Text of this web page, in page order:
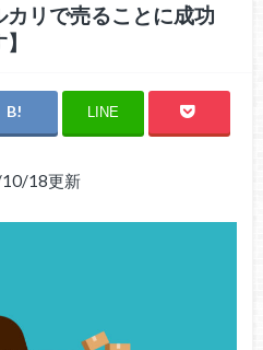
リで売ることに成功
LINE
18更新